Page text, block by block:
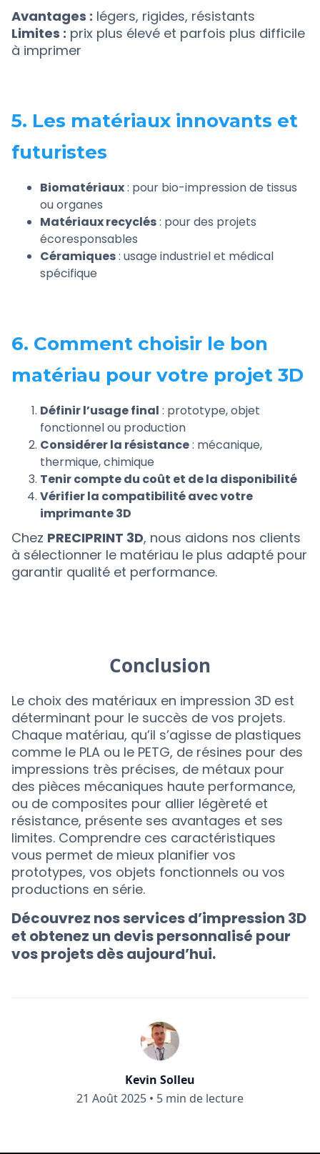
Avantages : légers, rigides, résistants
Limites : prix plus élevé et parfois plus difficile
à imprimer
5. Les matériaux innovants et
futuristes
Biomatériaux: pour bio-impression de tissus
ou organes
Matériaux recyclés: pour des projets
écoresponsables
Céramiques: usage industriel et médical
spécifique
6. Comment choisir le bon
matériau pour votre projet 3D
Définir l’usage final : prototype, objet
fonctionnel ou production
Considérer la résistance: mécanique,
thermique, chimique
Tenir compte du coût et de la disponibilité
Vérifier la compatibilité avec votre
imprimante 3D
Chez PRECIPRINT 3D, nous aidons nos clients
à sélectionner le matériau le plus adapté pour
garantir qualité et performance.
Conclusion
Le choix des matériaux en impression 3D est
déterminant pour le succès de vos projets.
Chaque matériau, qu’il s’agisse de plastiques
comme le PLA ou le PETG, de résines pour des
impressions très précises, de métaux pour
des pièces mécaniques haute performance,
ou de composites pour allier légèreté et
résistance, présente ses avantages et ses
limites. Comprendre ces caractéristiques
vous permet de mieux planifier vos
prototypes, vos objets fonctionnels ou vos
productions en série.
Découvrez nos services d’impression 3D
et obtenez un devis personnalisé pour
vos projets dès aujourd’hui.
Kevin Solleu
21 Août 2025 • 5 min de lecture